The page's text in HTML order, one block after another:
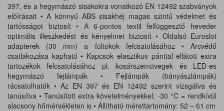
397, és a hegymászó sisakokra vonatkozó EN 12492 szabványok
előírásait • A könnyű ABS sisakhéj magas szintű védelmet és
tartósságot biztosít • A 6-pontos textil felfüggesztő heveder
optimális illeszkedést és kényelmet biztosít • Oldalsó Euroslot
adapterek (30 mm) a fültokok felcsatolásához • Arcvédő
csatlakozása kapható • Kapcsok elasztikus pánttal ellátott extra
tartozékok felcsatolásához pl. kosárszemüvegek és LED-es
hegymászó fejlámpák • Fejlámpák (bányászlámpák)
rácsatolhatók • Az EN 397 és EN 12492 szerint vizsgálva és
tanúsítva • Tanúsított extra követelményekkel: -30 °C = rendkívül
alacsony hőmérsékleten is • Állítható mérettartomány: 52 – 61 cm